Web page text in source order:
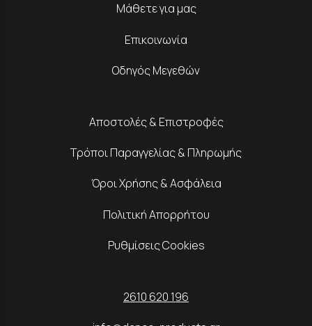
Μάθετε για μας
Επικοινωνία
Οδηγός Μεγεθών
Αποστολές & Επιστροφές
Τρόποι Παραγγελίας & Πληρωμής
Όροι Χρήσης & Ασφάλεια
Πολιτική Απορρήτου
Ρυθμίσεις Cookies
2610 620 196